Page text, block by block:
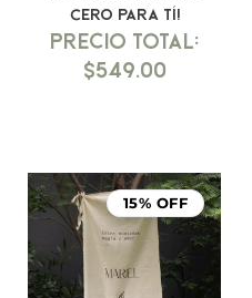
cero para tí!
$549.00
15% OFF
Rango
de
precios:
desde
$999.00